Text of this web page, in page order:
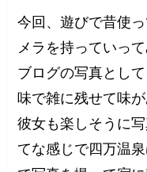
今回、遊びで昔使
メラを持っていっ
ブログの写真とし
味で雑に残せて味が
彼女も楽しそうに写
てな感じで四万温